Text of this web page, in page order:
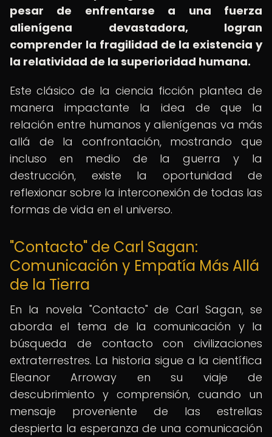
pesar de enfrentarse a una fuerza
alienígena devastadora, logran
comprender la fragilidad de la existencia y
la relatividad de la superioridad humana.
Este clásico de la ciencia ficción plantea de
manera impactante la idea de que la
relación entre humanos y alienígenas va más
allá de la confrontación, mostrando que
incluso en medio de la guerra y la
destrucción, existe la oportunidad de
reflexionar sobre la interconexión de todas las
formas de vida en el universo.
"Contacto" de Carl Sagan:
Comunicación y Empatía Más Allá
de la Tierra
En la novela "Contacto" de Carl Sagan, se
aborda el tema de la comunicación y la
búsqueda de contacto con civilizaciones
extraterrestres. La historia sigue a la científica
Eleanor Arroway en su viaje de
descubrimiento y comprensión, cuando un
mensaje proveniente de las estrellas
despierta la esperanza de una comunicación